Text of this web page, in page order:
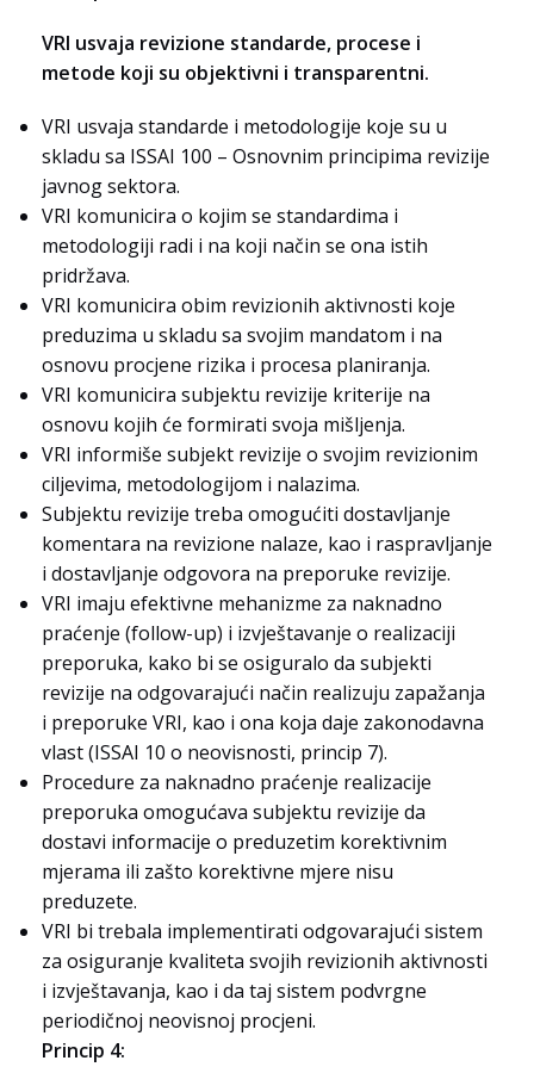
VRI usvaja revizione standarde, procese i
metode koji su objektivni i transparentni.
VRI usvaja standarde i metodologije koje su u
skladu sa ISSAI 100 – Osnovnim principima revizije
javnog sektora.
VRI komunicira o kojim se standardima i
metodologiji radi i na koji način se ona istih
pridržava.
VRI komunicira obim revizionih aktivnosti koje
preduzima u skladu sa svojim mandatom i na
osnovu procjene rizika i procesa planiranja.
VRI komunicira subjektu revizije kriterije na
osnovu kojih će formirati svoja mišljenja.
VRI informiše subjekt revizije o svojim revizionim
ciljevima, metodologijom i nalazima.
Subjektu revizije treba omogućiti dostavljanje
komentara na revizione nalaze, kao i raspravljanje
i dostavljanje odgovora na preporuke revizije.
VRI imaju efektivne mehanizme za naknadno
praćenje (follow-up) i izvještavanje o realizaciji
preporuka, kako bi se osiguralo da subjekti
revizije na odgovarajući način realizuju zapažanja
i preporuke VRI, kao i ona koja daje zakonodavna
vlast (ISSAI 10 o neovisnosti, princip 7).
Procedure za naknadno praćenje realizacije
preporuka omogućava subjektu revizije da
dostavi informacije o preduzetim korektivnim
mjerama ili zašto korektivne mjere nisu
preduzete.
VRI bi trebala implementirati odgovarajući sistem
za osiguranje kvaliteta svojih revizionih aktivnosti
i izvještavanja, kao i da taj sistem podvrgne
periodičnoj neovisnoj procjeni.
Princip 4: